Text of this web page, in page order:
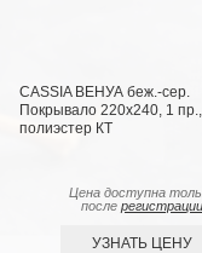
CASSIA ВЕНУА беж.-сер.
Покрывало 220х240, 1
полиэстер КТ
Цена доступна
послерегистрации
УЗНАТЬ ЦЕНУ